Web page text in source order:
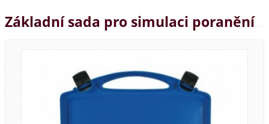
Základní sada pro simulaci poranění